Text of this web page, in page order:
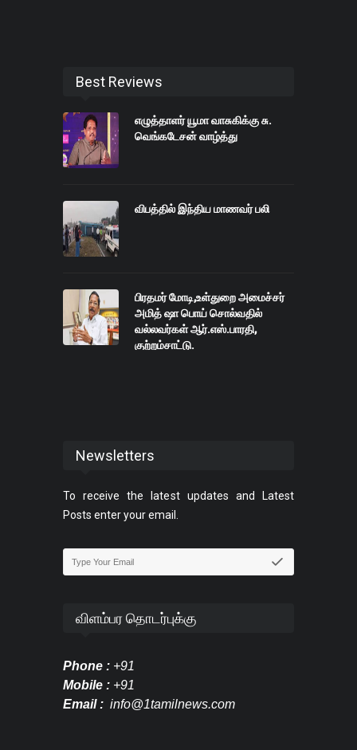
Best Reviews
எழுத்தாளர் யூமா வாசுகிக்கு சு.
வெங்கடேசன் வாழ்த்து
விபத்தில் இந்திய மாணவர் பலி
பிரதமர் மோடி,உள்துறை அமைச்சர்
அமித் ஷா பொய் சொல்வதில்
வல்லவர்கள் ஆர்.எஸ்.பாரதி,
குற்றம்சாட்டு.
Newsletters
To receive the latest updates and Latest
Posts enter your email.
விளம்பர தொடர்புக்கு
Phone : +91
Mobile : +91
Email : info@1tamilnews.com